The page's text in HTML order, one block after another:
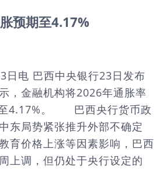
预期至4.17%
日电 巴西中央银行23日发布
，金融机构将2026年通胀率
4.17%。 巴西央行货币政
东局势紧张推升外部不确定
育价格上涨等因素影响，巴西
上调，但仍处于央行设定的